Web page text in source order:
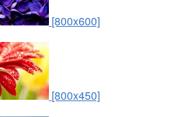
[800x600]
[800x450]